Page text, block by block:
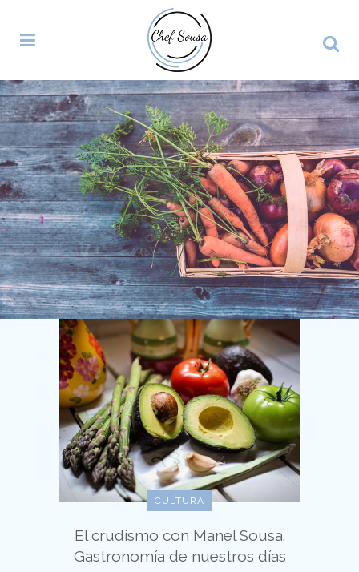
CULTURA
El crudismo con Manel Sousa.
Gastronomía de nuestros días